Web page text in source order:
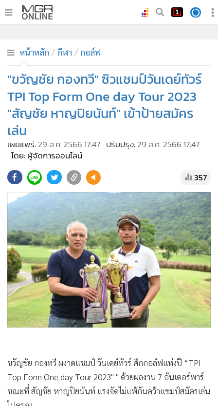
• ทันเหตุการณ์
• ภาคใต้
ภูมิภาค
• Online Section
• บันเทิง
• ผู้จัดการรายวัน
• คอลัมนิสต์
ละคร
• CbizReview
Cyber BIZ
• ผู้จัดกวน
•
Good health & Well-being
• Green Innovation & SD
• Management & HR
• MGR Live
• Infographic
• การเมือง
• ท่องเที่ยว
• กีฬา
• เศรษฐกิจ-ธุรกิจ
จีน
• ชุมชน-คุณภาพชีวิต
หน้าหลัก กีฬา กอล์ฟ
"ขวัญชัย กองทวี" ซิวแชมป์วันเดย์ทัวร์
TPI Top Form One day Tour 2023
"สัญชัย หาญปิยนันท์" เข้าป้ายสมัคร
เล่น
เผยแพร่: ปรับปรุง:
29 ส.ค. 2566 17:47
โดย: ผู้จัดการออนไลน์
357